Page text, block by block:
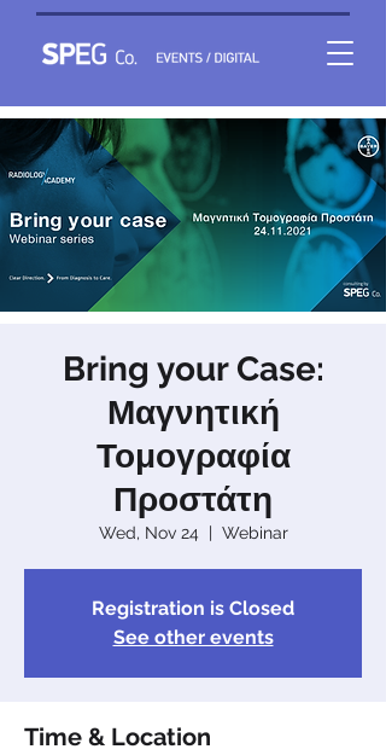
Bring your Case:
Μαγνητική
Τομογραφία
Προστάτη
Wed, Nov 24
  |
Webinar
Registration is Closed
See other events
Time & Location